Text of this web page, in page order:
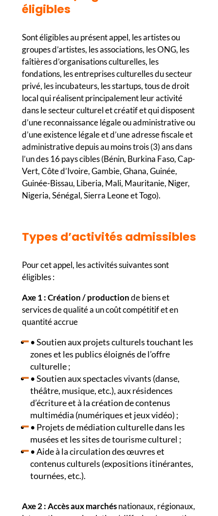
éligibles
Sont éligibles au présent appel, les artistes ou
groupes d’artistes, les associations, les ONG, les
faîtières d’organisations culturelles, les
fondations, les entreprises culturelles du secteur
privé, les incubateurs, les startups, tous de droit
local qui réalisent principalement leur activité
dans le secteur culturel et créatif et qui disposent
d’une reconnaissance légale ou administrative ou
d’une existence légale et d’une adresse fiscale et
administrative depuis au moins trois (3) ans dans
l’un des 16 pays cibles (Bénin, Burkina Faso, Cap-
Vert, Côte d’Ivoire, Gambie, Ghana, Guinée,
Guinée-Bissau, Liberia, Mali, Mauritanie, Niger,
Nigeria, Sénégal, Sierra Leone et Togo).
Types d’activités admissibles
Pour cet appel, les activités suivantes sont
éligibles :
Axe 1 : Création / productionde biens et
services de qualité a un coût compétitif et en
quantité accrue
• Soutien aux projets culturels touchant les
zones et les publics éloignés de l’offre
culturelle ;
• Soutien aux spectacles vivants (danse,
théâtre, musique, etc.), aux résidences
d’écriture et à la création de contenus
multimédia (numériques et jeux vidéo) ;
• Projets de médiation culturelle dans les
musées et les sites de tourisme culturel ;
• Aide à la circulation des œuvres et
contenus culturels (expositions itinérantes,
tournées, etc.).
Axe 2 : Accès aux marchésnationaux, régionaux,